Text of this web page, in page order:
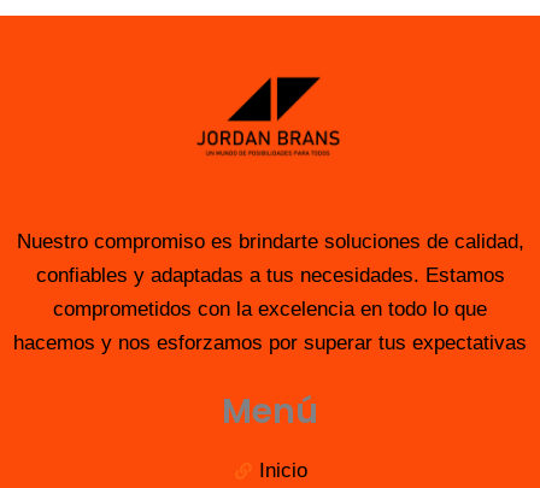
Nuestro compromiso es brindarte soluciones de calidad,
confiables y adaptadas a tus necesidades. Estamos
comprometidos con la excelencia en todo lo que
hacemos y nos esforzamos por superar tus expectativas
Menú
Inicio